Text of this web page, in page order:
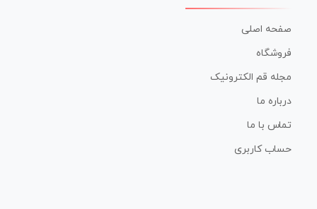
صفحه اصلی
فروشگاه
مجله قم الکترونیک
درباره ما
تماس با ما
حساب کاربری